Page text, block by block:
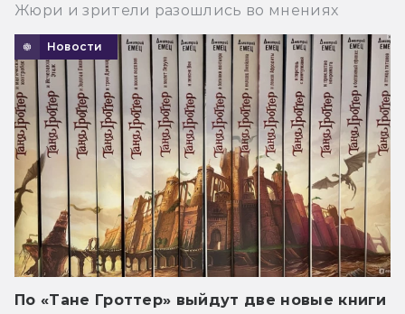
Жюри и зрители разошлись во мнениях
Новости
По «Тане Гроттер» выйдут две новые книги